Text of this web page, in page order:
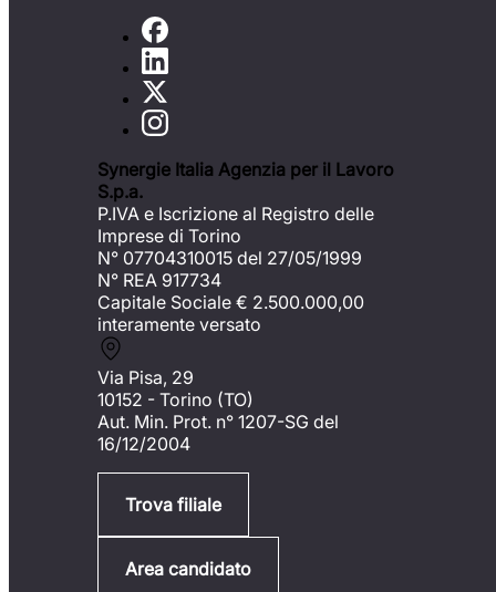
Synergie Italia Agenzia per il Lavoro
S.p.a.
P.IVA e Iscrizione al Registro delle
Imprese di Torino
N° 07704310015 del 27/05/1999
N° REA 917734
Capitale Sociale € 2.500.000,00
interamente versato
Via Pisa, 29
10152 - Torino (TO)
Aut. Min. Prot. n° 1207-SG del
16/12/2004
Trova filiale
Area candidato